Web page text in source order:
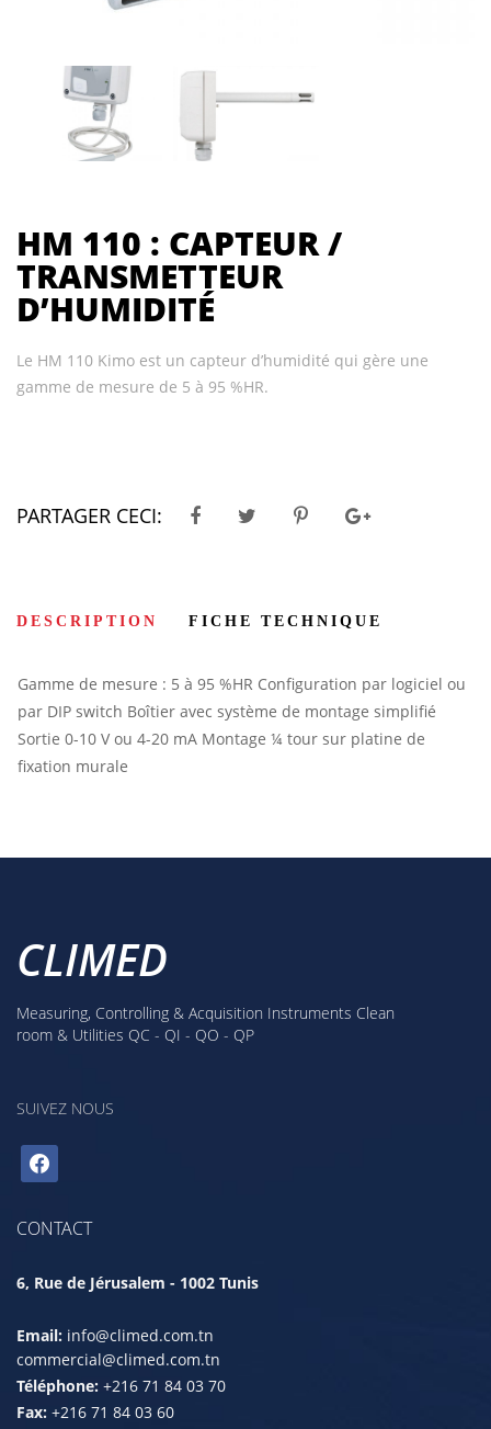
HM 110 : CAPTEUR /
TRANSMETTEUR
D’HUMIDITÉ
Le HM 110 Kimo est un capteur d’humidité qui gère une
gamme de mesure de 5 à 95 %HR.
PARTAGER CECI:
DESCRIPTION FICHE TECHNIQUE
Gamme de mesure : 5 à 95 %HR Configuration par logiciel ou
par DIP switch Boîtier avec système de montage simplifié
Sortie 0-10 V ou 4-20 mA Montage ¼ tour sur platine de
fixation murale
CLIMED
Measuring, Controlling & Acquisition Instruments Clean
room & Utilities QC - QI - QO - QP
SUIVEZ NOUS
facebook
CONTACT
6, Rue de Jérusalem - 1002 Tunis
Email: info@climed.com.tn
commercial@climed.com.tn
Téléphone: +216 71 84 03 70
Fax: +216 71 84 03 60